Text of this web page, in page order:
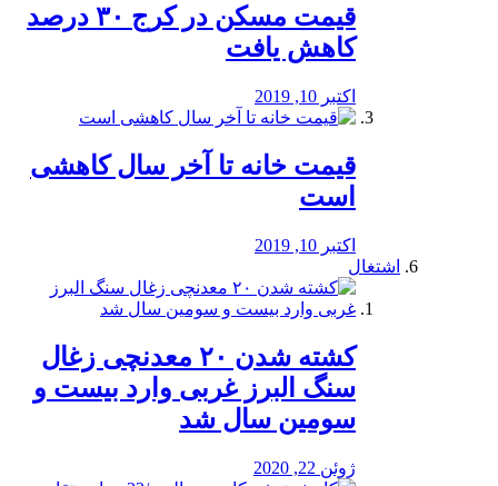
️قیمت مسکن در کرج ۳۰ درصد
کاهش یافت
اکتبر 10, 2019
قیمت خانه تا آخر سال کاهشی
است
اکتبر 10, 2019
اشتغال
کشته شدن ۲۰ معدنچی زغال
سنگ البرز غربی وارد بیست و
سومین سال شد
ژوئن 22, 2020